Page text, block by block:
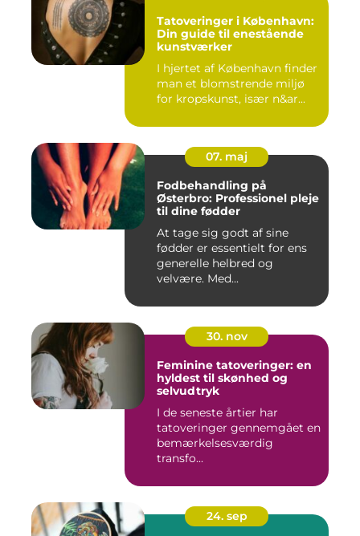
Tatoveringer i København:
Din guide til enestående
kunstværker
I hjertet af København finder
man et blomstrende miljø
for kropskunst, især n&ar...
07. maj
Fodbehandling på
Østerbro: Professionel pleje
til dine fødder
At tage sig godt af sine
fødder er essentielt for ens
generelle helbred og
velvære. Med...
30. nov
Feminine tatoveringer: en
hyldest til skønhed og
selvudtryk
I de seneste årtier har
tatoveringer gennemgået en
bemærkelsesværdig
transfo...
24. sep